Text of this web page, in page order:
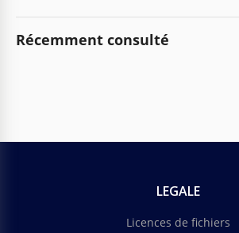
Récemment consulté
LEGALE
Licences de fichiers